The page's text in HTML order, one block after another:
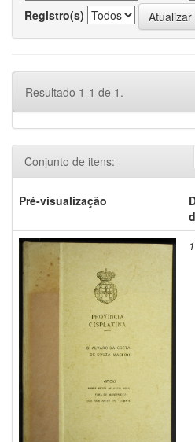
Registro(s)
Resultado 1-1 de 1.
Conjunto de itens:
Pré-visualização